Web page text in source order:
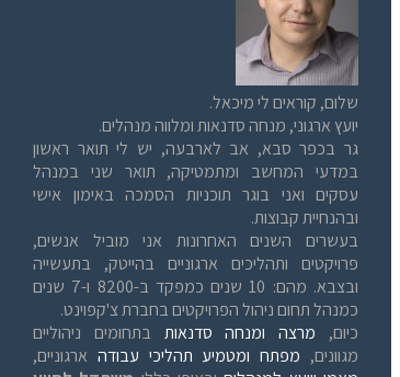
שלום, קוראים לי מיכאל.
יועץ ארגוני, מנחה סדנאות ומלווה מנהלים.
גר בכפר סבא, אב לארבעה, יש לי תואר ראשון
במדעי המחשב ומתמטיקה, תואר שני במנהל
עסקים ואני בוגר תוכניות הסמכה באימון אישי
ובהנחיית קבוצות.
בעשרים השנים האחרונות אני מוביל אנשים,
פרויקטים ותהליכים ארגוניים בהייטק, בתעשייה
ובצבא. מהם: 10 שנים כמפקד ב-8200 ו-7 שנים
כמנהל תחום ניהול הפרויקטים בחברת צ'קפוינט.
כיום, מרצה ומנחה סדנאות בתחומים ניהוליים
מגוונים, מפתח ומטמיע תהליכי עבודה ארגוניים,